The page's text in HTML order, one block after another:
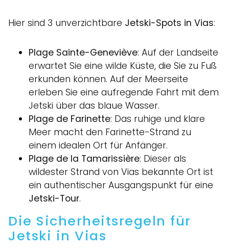
Hier sind 3 unverzichtbare Jetski-Spots in Vias:
Plage Sainte-Geneviève: Auf der Landseite
erwartet Sie eine wilde Küste, die Sie zu Fuß
erkunden können. Auf der Meerseite
erleben Sie eine aufregende Fahrt mit dem
Jetski über das blaue Wasser.
Plage de Farinette: Das ruhige und klare
Meer macht den Farinette-Strand zu
einem idealen Ort für Anfänger.
Plage de la Tamarissière: Dieser als
wildester Strand von Vias bekannte Ort ist
ein authentischer Ausgangspunkt für eine
Jetski-Tour.
Die Sicherheitsregeln für
Jetski in Vias